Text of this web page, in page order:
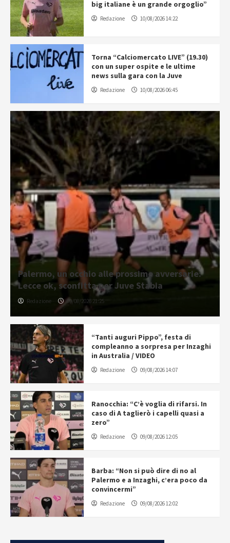
big italiane è un grande orgoglio”
Redazione 10/08/2026 14:22
Torna “Calciomercato LIVE” (19.30)
con un super ospite e le ultime
news sulla gara con la Juve
Redazione 10/08/2026 06:45
Palermo, un occhio alle prossime avversarie:
Lecce ok, sconfitta per Juve Stabia
Redazione 09/08/2026 21:25
“Tanti auguri Pippo”, festa di
compleanno a sorpresa per Inzaghi
in Australia / VIDEO
Redazione 09/08/2026 14:07
Ranocchia: “C’è voglia di rifarsi. In
caso di A taglierò i capelli quasi a
zero”
Redazione 09/08/2026 12:05
Barba: “Non si può dire di no al
Palermo e a Inzaghi, c’era poco da
convincermi”
Redazione 09/08/2026 12:02